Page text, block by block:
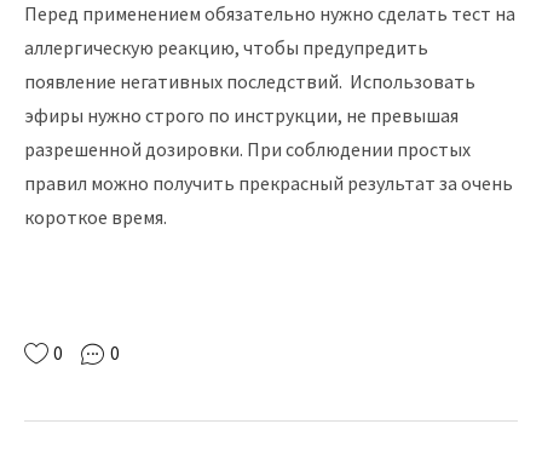
Перед применением обязательно нужно сделать тест на
аллергическую реакцию, чтобы предупредить
появление негативных последствий. Использовать
эфиры нужно строго по инструкции, не превышая
разрешенной дозировки. При соблюдении простых
правил можно получить прекрасный результат за очень
короткое время.
0 0